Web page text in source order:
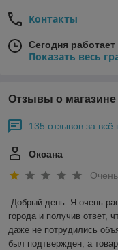
Контакты
Сегодня
Показать весь
Отзывы о магазине
135 отзывов за всё
Оксана
Добрый день. Я очень
города и получив ответ,
даже не потрудились
был подтвержден, а